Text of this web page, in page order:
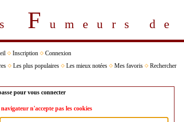
Fumeurs de
Inscription
Connexion
Les plus populaires Les mieux notées Mes favoris Rechercher
pour vous connecter
n'accepte pas les cookies